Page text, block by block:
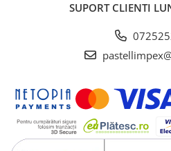
SUPORT CLIENTI